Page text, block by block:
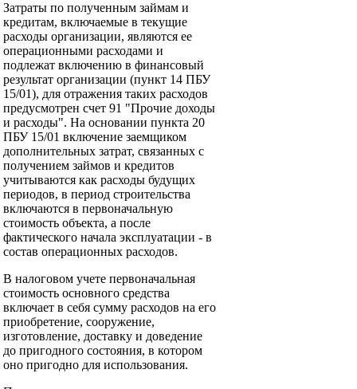
Затраты по полученным займам и
кредитам, включаемые в текущие
расходы организации, являются ее
операционными расходами и
подлежат включению в финансовый
результат организации (пункт 14 ПБУ
15/01), для отражения таких расходов
предусмотрен счет 91 "Прочие доходы
и расходы". На основании пункта 20
ПБУ 15/01 включение заемщиком
дополнительных затрат, связанных с
получением займов и кредитов
учитываются как расходы будущих
периодов, в период строительства
включаются в первоначальную
стоимость объекта, а после
фактического начала эксплуатации - в
состав операционных расходов.
В налоговом учете первоначальная
стоимость основного средства
включает в себя сумму расходов на его
приобретение, сооружение,
изготовление, доставку и доведение
до пригодного состояния, в котором
оно пригодно для использования.